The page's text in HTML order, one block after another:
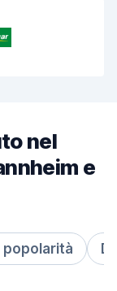
nel
e
popolarità